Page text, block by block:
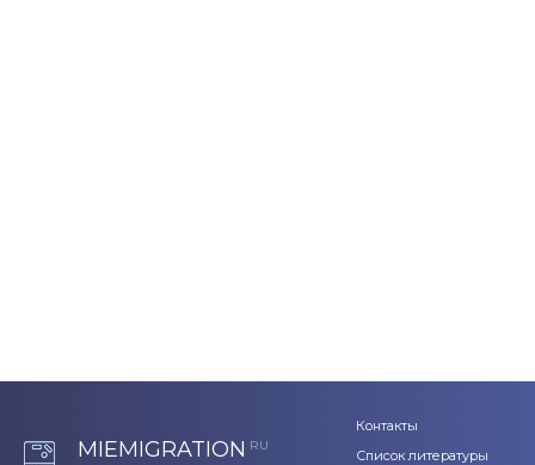
MIEMIGRATION RU
Контакты
Список литературы